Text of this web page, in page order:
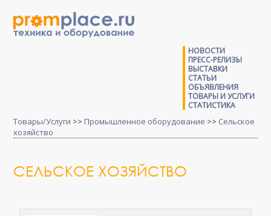
НОВОСТИ
ПРЕСС-РЕЛИЗЫ
ВЫСТАВКИ
СТАТЬИ
ОБЪЯВЛЕНИЯ
ТОВАРЫ И УСЛУГИ
СТАТИСТИКА
Товары/Услуги >> Промышленное оборудование >> Сельское
хозяйство
СЕЛЬСКОЕ ХОЗЯЙСТВО